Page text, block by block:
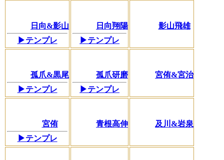
日向&影山
▶テンプレ
日向翔陽
▶テンプレ
影山飛雄
孤爪&黒尾
▶テンプレ
孤爪研磨
▶テンプレ
宮侑&宮治
宮侑
▶テンプレ
青根高伸 及川&岩泉